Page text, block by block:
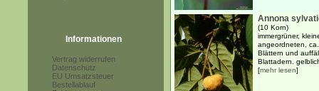
Informationen
Vertrag widerrufen
Datenschutz
EU Umsatzsteuer
Bestellablauf
Annona
(10 Korn)
immergrüner,
angeordneten,
Blättern und
Blattadern.
[mehr lesen]